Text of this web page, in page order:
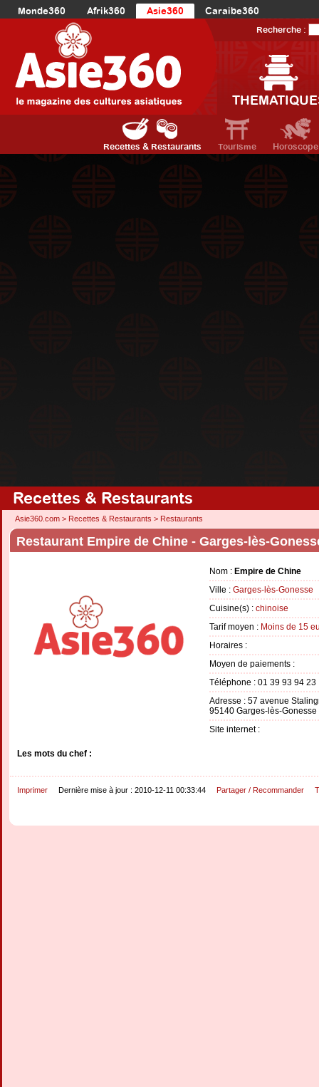
Monde360 Afrik360 Asie360
Caraibe360
Europe360
AmériqueDuNord360
Océanie360
Recherche :
Recettes & Restaurants Tourisme Horoscope
Recettes & Restaurants
Asie360.com > Recettes & Restaurants > Restaurants
Restaurant Empire de Chine - Garges-lès-
Nom : Empire de Chine
Ville : Garges-lès-Gonesse
Cuisine(s) : chinoise
Tarif moyen : Moins de 15
Horaires :
Moyen de paiements :
Téléphone : 01 39 93 94 23
Adresse : 57 avenue
95140 Garges-lès-Gonesse
Site internet :
Les mots du chef :
Imprimer Dernière mise à jour : 2010-12-11 00:33:44 Partager / Recommander